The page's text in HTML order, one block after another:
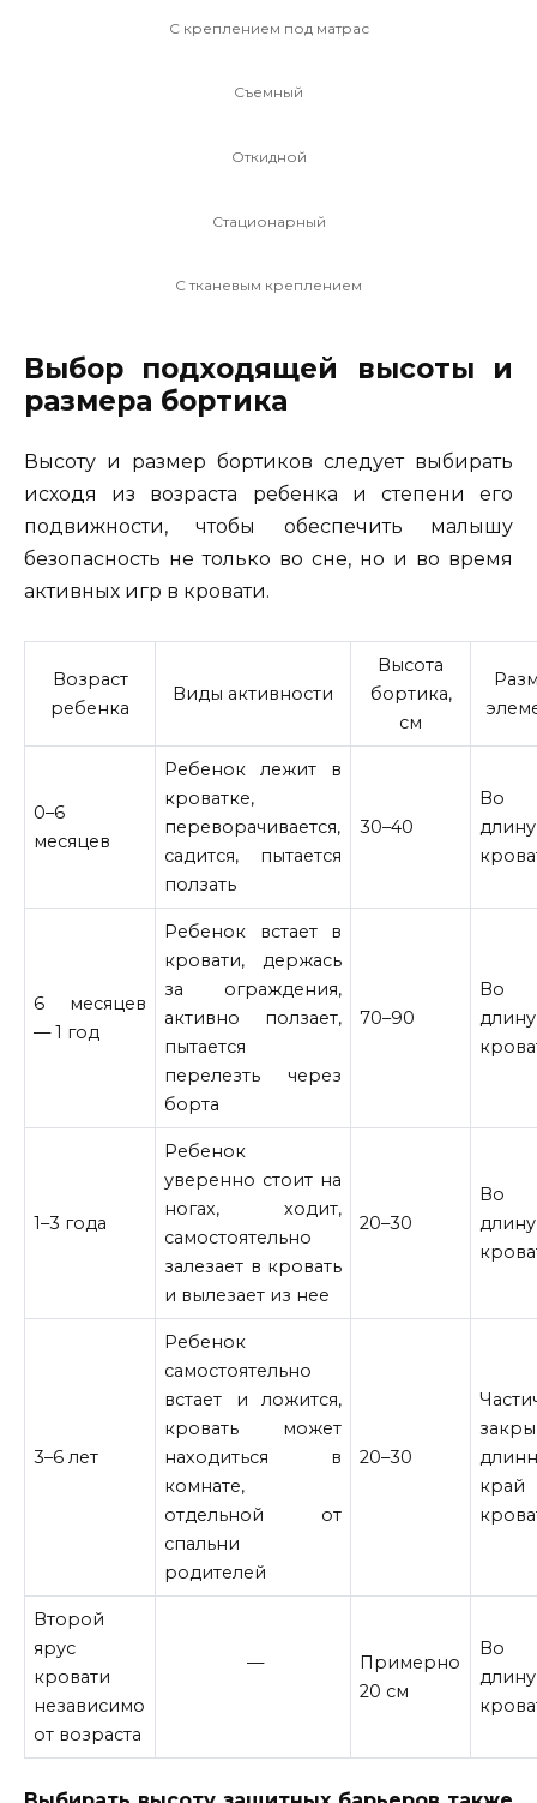
С креплением под матрас
Съемный
Откидной
Стационарный
С тканевым креплением
Выбор подходящей высоты и
размера бортика
Высоту и размер бортиков следует выбирать
исходя из возраста ребенка и степени его
подвижности, чтобы обеспечить малышу
безопасность не только во сне, но и во время
активных игр в кровати.
Возраст
ребенка
Виды активности
Высота
бортика,
см
0–6
месяцев
Ребенок лежит в
кроватке,
переворачивается,
садится, пытается
ползать
30–40
Во
длину
6 месяцев
— 1 год
Ребенок встает в
кровати, держась
за ограждения,
активно ползает,
пытается
перелезть через
борта
70–90
Во
длину
1–3 года
Ребенок
уверенно стоит на
ногах, ходит,
самостоятельно
залезает в кровать
и вылезает из нее
20–30
Во
длину
3–6 лет
Ребенок
самостоятельно
встает и ложится,
кровать может
находиться в
комнате,
отдельной от
спальни
родителей
20–30
край
Второй
ярус
кровати
независимо
от возраста
—
Примерно
20 см
Во
длину